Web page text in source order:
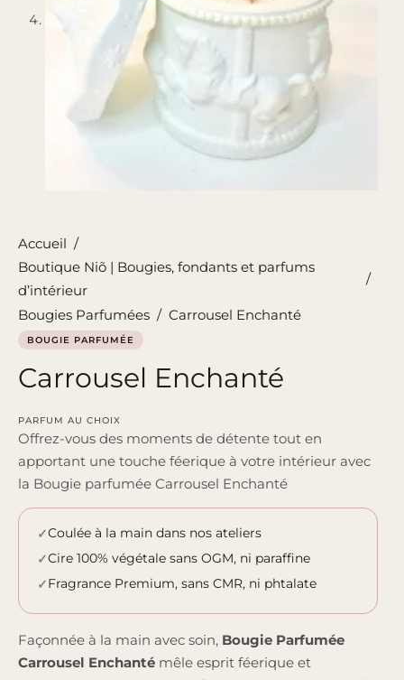
Accueil /
Boutique Niõ | Bougies, fondants et parfums
d’intérieur
/
Bougies Parfumées / Carrousel Enchanté
BOUGIE PARFUMÉE
Carrousel Enchanté
PARFUM AU CHOIX
Offrez-vous des moments de détente tout en
apportant une touche féerique à votre intérieur avec
la Bougie parfumée Carrousel Enchanté
Coulée à la main dans nos ateliers
Cire 100% végétale sans OGM, ni paraffine
Fragrance Premium, sans CMR, ni phtalate
Façonnée à la main avec soin, Bougie Parfumée
Carrousel Enchanté mêle esprit féerique et